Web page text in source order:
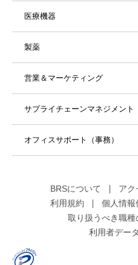
医療機器
製薬
営業＆マーケティング
サプライチェーンマネジメント
オフィスサポート（事務）
BRSについて アク
利用規約
個人情報
取り扱うべき職種
利用者デー